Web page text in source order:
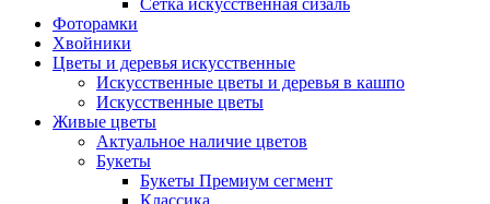
Сетка искусственная сизаль
Фоторамки
Хвойники
Цветы и деревья искусственные
Искусственные цветы и деревья в кашпо
Искусственные цветы
Живые цветы
Актуальное наличие цветов
Букеты
Букеты Премиум сегмент
Классика